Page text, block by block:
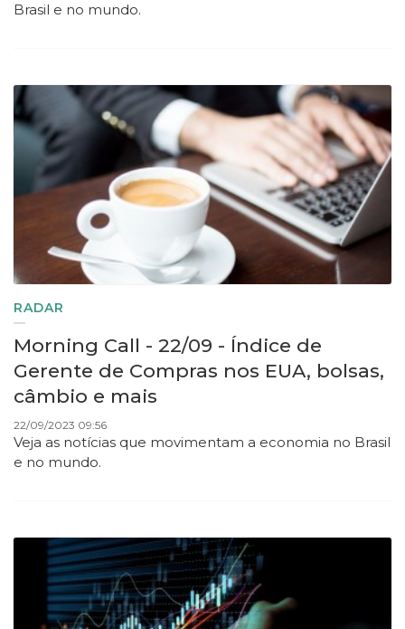
Brasil e no mundo.
RADAR
Morning Call - 22/09 - Índice de
Gerente de Compras nos EUA, bolsas,
câmbio e mais
22/09/2023 09:56
Veja as notícias que movimentam a economia no Brasil
e no mundo.